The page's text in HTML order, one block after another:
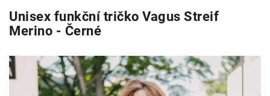
Unisex funkční tričko Vagus Streif
Merino - Černé